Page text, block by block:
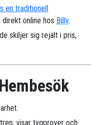
en traditionell
online hos Billy.
skiljer sig rejält i pris,
visar tygprover och